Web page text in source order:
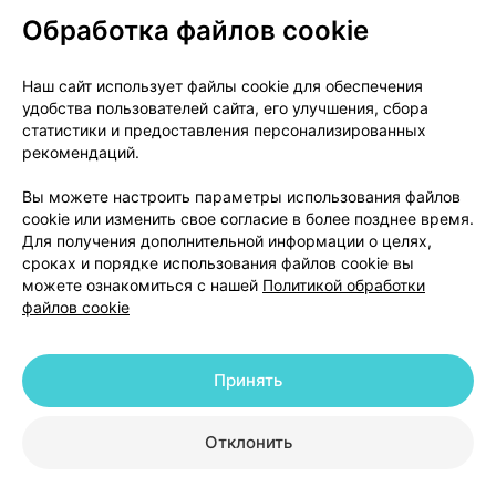
О проекте
Новости проекта
Размещение рекламы
Медицинский маркетинг
Публичный договор
Доставка
Способы оплаты
Вакансии
Партнеры
Написать руководителю 103.by
Написать в поддержку
Персональные настройки Cookie
© 2026 ООО «Артокс Лаб», УНП 191700409 | 220012, Республика Беларусь,
+375 291212755
Обработка файлов cookie
Наш сайт использует файлы cookie для обеспечения
удобства пользователей сайта, его улучшения, сбора
статистики и предоставления персонализированных
рекомендаций.
Вы можете настроить параметры использования файлов
cookie или изменить свое согласие в более позднее время.
Для получения дополнительной информации о целях,
сроках и порядке использования файлов cookie вы
можете ознакомиться с нашей Политикой обработки
файлов cookie
Отклонить
Принять